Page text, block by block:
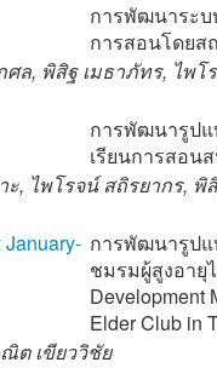
การพัฒนาระบ
การสอนโดยส
ศล, พิสิฐ เมธาภัทร, ไพโ
การพัฒนารูปแ
เรียนการสอน
ะ, ไพโรจน์ สถิรยากร, พิ
January- การพัฒนารูปแ
ชมรมผู้สูงอายุ
Development
Elder Club in
ต เขียววิชัย